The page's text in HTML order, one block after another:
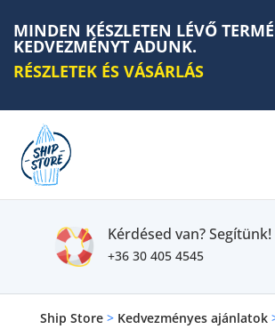
MINDEN KÉSZLETEN LÉVŐ
KEDVEZMÉNYT ADUNK.
RÉSZLETEK ÉS VÁSÁRLÁS
Kérdésed van? Segítünk!
+36 30 405 4545
Ship Store> Kedvezményes ajánlatok